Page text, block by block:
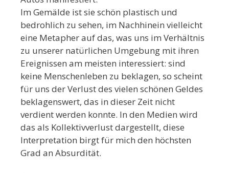
Im Gemälde ist sie schön plastisch und
bedrohlich zu sehen, im Nachhinein vielleicht
eine Metapher auf das, was uns im Verhältnis
zu unserer natürlichen Umgebung mit ihren
Ereignissen am meisten interessiert: sind
keine Menschenleben zu beklagen, so scheint
für uns der Verlust des vielen schönen Geldes
beklagenswert, das in dieser Zeit nicht
verdient werden konnte. In den Medien wird
das als Kollektivverlust dargestellt, diese
Interpretation birgt für mich den höchsten
Grad an Absurdität.